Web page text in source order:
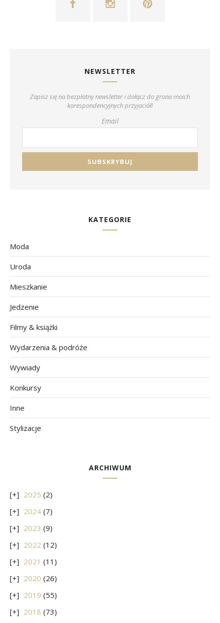
NEWSLETTER
Zapisz się na bezpłatny newsletter i dołącz do grona moich
korespondencyjnych przyjaciół!
Email
KATEGORIE
Moda
Uroda
Mieszkanie
Jedzenie
Filmy & książki
Wydarzenia & podróże
Wywiady
Konkursy
Inne
Stylizacje
ARCHIWUM
2025 (2)
2024 (7)
2023 (9)
2022 (12)
2021 (11)
2020 (26)
2019 (55)
2018 (73)